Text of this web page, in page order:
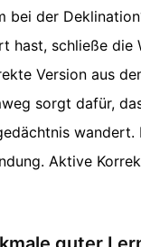
bei der
hast, schließe die
Version aus
sorgt dafür,
wandert.
Aktive